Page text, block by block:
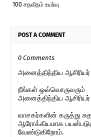
100 சதவீதம் உயர்வு
POST A COMMENT
0 Comments
அனைத்திந்திய
நீங்கள் ஒவ்வொருவரும்
அனைத்திந்திய
வாசகர்களின் கருத்து
ஆரோக்கியமாக
வேண்டுகிறோம்.